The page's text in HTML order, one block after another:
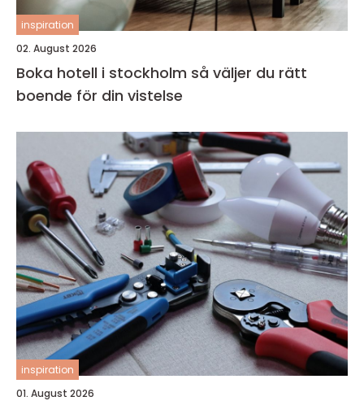
inspiration
02. August 2026
Boka hotell i stockholm så väljer du rätt
boende för din vistelse
inspiration
01. August 2026